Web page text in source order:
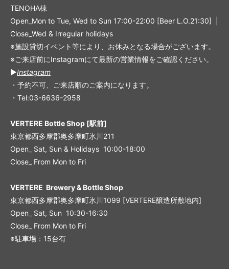
TENOHA棟
Open_Mon to Tue, Wed to Sun 17:00-22:00 [Beer L.O.21:30] |
Close_Wed & Irregular holidays
※施設貸切イベント等により、お休みとなる場合がございます。
※ご来店前にInstagramにて最新の営業情報をご確認ください。
▶︎Instagram
・予約不可、ご来店順のご案内になります。
・Tel:03-6636-2958
VERTERE Bottle Shop [駅前]
東京都西多摩郡奥多摩町氷川211
Open_ Sat, Sun & Holidays 10:00-18:00
Close_ From Mon to Fri
VERTERE Brewery & Bottle Shop
東京都西多摩郡奥多摩町氷川1099 [VERTERE醸造所敷地内]
Open_ Sat, Sun 10:30-16:30
Close_ From Mon to Fri
※駐車場：15台有